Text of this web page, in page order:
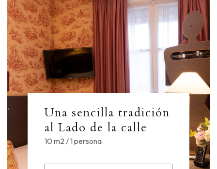
Una sencilla tradición
al Lado de la calle
10 m2 / 1 persona